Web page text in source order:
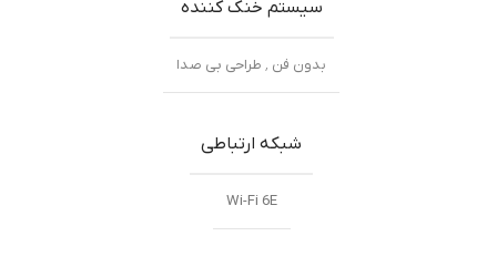
سیستم خنک کننده
بدون فن ٬ طراحی بی صدا
شبکه ارتباطی
Wi-Fi 6E